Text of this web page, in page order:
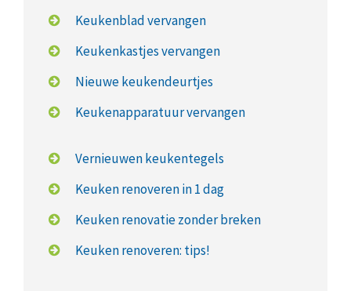
Keukenblad vervangen
Keukenkastjes vervangen
Nieuwe keukendeurtjes
Keukenapparatuur vervangen
Vernieuwen keukentegels
Keuken renoveren in 1 dag
Keuken renovatie zonder breken
Keuken renoveren: tips!